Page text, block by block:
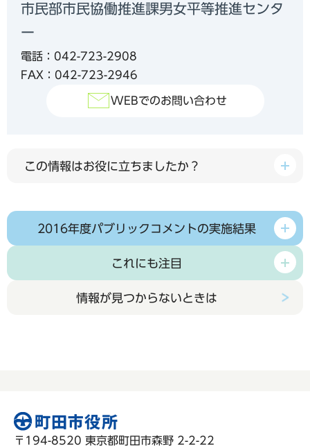
市民部市民協働推進課男女平等推進センタ
ー
電話：042-723-2908
FAX：042-723-2946
WEBでのお問い合わせ
この情報はお役に立ちましたか？
2016年度パブリックコメントの実施結果
これにも注目
情報が見つからないときは
〒194-8520 東京都町田市森野 2-2-22